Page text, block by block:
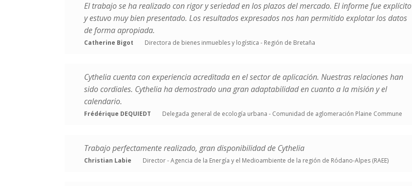
El trabajo se ha realizado con rigor y seriedad en los plazos del mercado. El informe fue explícito
y estuvo muy bien presentado. Los resultados expresados nos han permitido explotar los datos
de forma apropiada.
Catherine Bigot Directora de bienes inmuebles y logística - Región de Bretaña
Cythelia cuenta con experiencia acreditada en el sector de aplicación. Nuestras relaciones han
sido cordiales. Cythelia ha demostrado una gran adaptabilidad en cuanto a la misión y el
calendario.
Frédérique DEQUIEDT Delegada general de ecología urbana - Comunidad de aglomeración Plaine Commune
Trabajo perfectamente realizado, gran disponibilidad de Cythelia
Christian Labie Director - Agencia de la Energía y el Medioambiente de la región de Ródano-Alpes (RAEE)